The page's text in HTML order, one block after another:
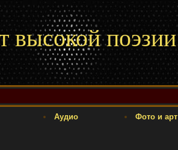
высокой поэзии
Аудио Фото и арт